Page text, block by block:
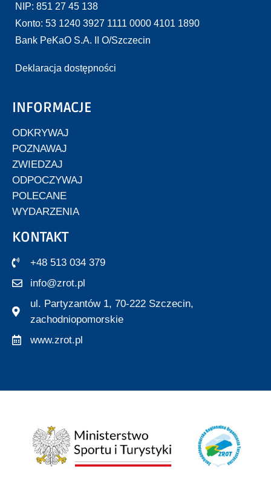
NIP: 851 27 45 138
Konto: 53 1240 3927 1111 0000 4101 1890
Bank PeKaO S.A. II O/Szczecin
Deklaracja dostępności
INFORMACJE
ODKRYWAJ
POZNAWAJ
ZWIEDZAJ
ODPOCZYWAJ
POLECANE
WYDARZENIA
KONTAKT
+48 513 034 379
info@zrot.pl
ul. Partyzantów 1, 70-222 Szczecin,
zachodniopomorskie
www.zrot.pl